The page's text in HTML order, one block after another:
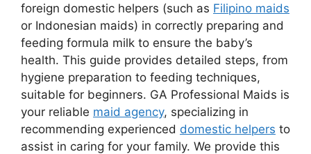
foreign domestic helpers (such as Filipino maids
or Indonesian maids) in correctly preparing and
feeding formula milk to ensure the baby’s
health. This guide provides detailed steps, from
hygiene preparation to feeding techniques,
suitable for beginners. GA Professional Maids is
your reliable maid agency, specializing in
recommending experienced domestic helpers to
assist in caring for your family. We provide this